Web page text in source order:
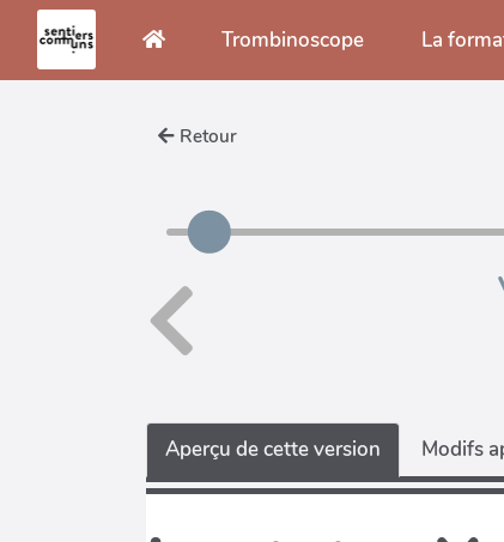
Aller au contenu principalTrombinoscope La
Retour
Aperçu de cette version Modifs